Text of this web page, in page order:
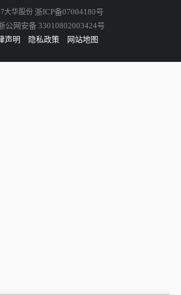
大华股份 浙ICP备07004180号
公网安备 33010802003424号
声明
隐私政策 网站地图